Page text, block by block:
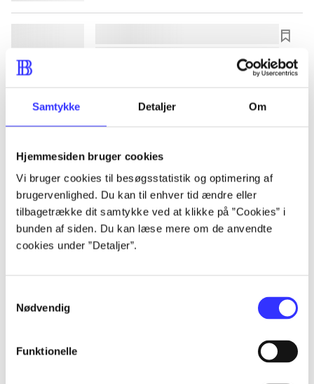
Samtykke Detaljer Om
Hjemmesiden bruger cookies
Vi bruger cookies til besøgsstatistik og optimering af
brugervenlighed. Du kan til enhver tid ændre eller
tilbagetrække dit samtykke ved at klikke på ”Cookies” i
bunden af siden. Du kan læse mere om de anvendte
cookies under ”Detaljer”.
Nødvendig
Funktionelle
lorem ipsum dolor sit amet ...
lorem ipsum dolor sit amet ...
lorem ipsum dolor sit amet ...
lorem ipsum dolor sit amet ...
lorem ipsum dolor sit amet ...
lorem ipsum dolor sit amet ...
lorem ipsum dolor sit amet ...
lorem ipsum dolor sit amet ...
lorem ipsum dolor sit amet ...
lorem ipsum dolor sit amet ...